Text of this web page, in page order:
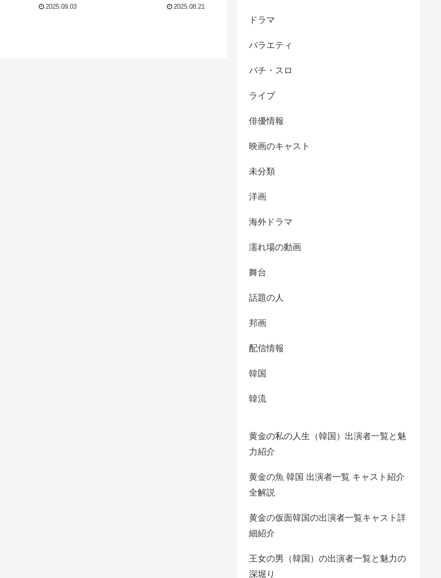
2025.09.03 2025.08.21
ドラマ
バラエティ
パチ・スロ
ライブ
俳優情報
映画のキャスト
未分類
洋画
海外ドラマ
濡れ場の動画
舞台
話題の人
邦画
配信情報
韓国
韓流
黄金の私の人生（韓国）出演者一覧と魅
力紹介
黄金の魚 韓国 出演者一覧 キャスト紹介
全解説
黄金の仮面韓国の出演者一覧キャスト詳
細紹介
王女の男（韓国）の出演者一覧と魅力の
深堀り